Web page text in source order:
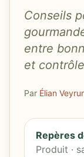
Conseils
entre
et
Par Élian
Repères
Produit ·